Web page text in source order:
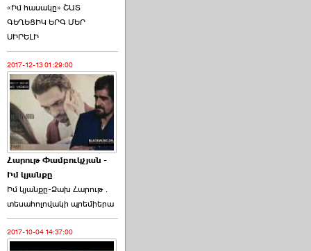
«Իմ հասակը» ՇԱՏ
ԳԵՂԵՑԻԿ ԵՐԳ ՄԵՐ
ՍԻՐԵԼԻ
2017-12-13 01:29:00
Հարութ Փամբուկչյան -
Իմ կյանքը
Իմ կյանքը-Ձախ Հարnւթ․
տեuաhnլnվակի պրեմիերա
2017-10-04 14:37:00